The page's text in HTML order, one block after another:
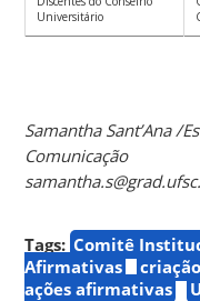
Universitário
Samantha Sant’Ana /
Comunicação
Tags: Comitê
Afirmativas
criação
ações afirmativas